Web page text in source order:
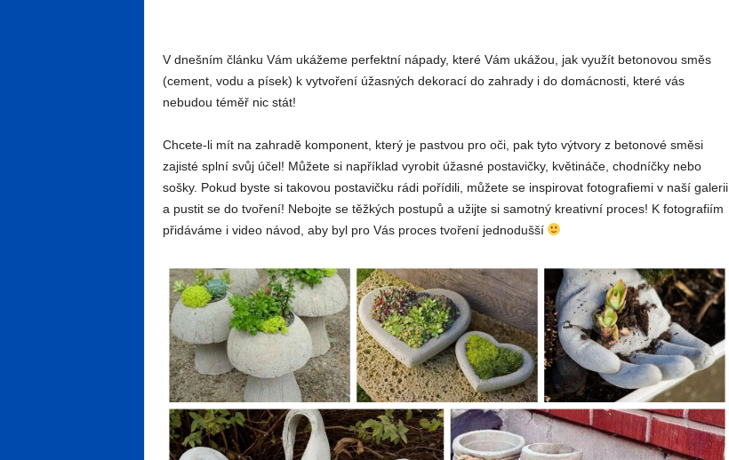
V dnešním článku Vám ukážeme perfektní nápady, které Vám ukážou, jak využít betonovou směs
(cement, vodu a písek) k vytvoření úžasných dekorací do zahrady i do domácnosti, které vás
nebudou téměř nic stát!
Chcete-li mít na zahradě komponent, který je pastvou pro oči, pak tyto výtvory z betonové směsi
zajisté splní svůj účel! Můžete si například vyrobit úžasné postavičky, květináče, chodníčky nebo
sošky. Pokud byste si takovou postavičku rádi pořídili, můžete se inspirovat fotografiemi v naší galerii
a pustit se do tvoření! Nebojte se těžkých postupů a užijte si samotný kreativní proces! K fotografiím
přidáváme i video návod, aby byl pro Vás proces tvoření jednodušší